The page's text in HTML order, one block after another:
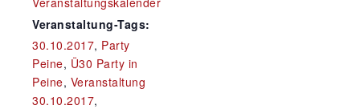
Veranstaltung-Tags:
30.10.2017, Party
Peine, Ü30 Party in
Peine, Veranstaltung
30.10.2017,